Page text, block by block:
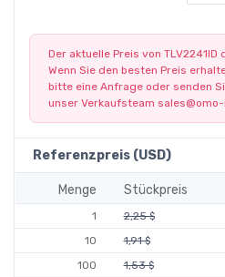
Der aktuelle Preis von TLV2241ID
Wenn Sie den besten Preis
bitte eine Anfrage oder senden
unser Verkaufsteam
Referenzpreis (USD)
Menge Stückpreis
1 2,25 $
10
1,91 $
100
1,53 $